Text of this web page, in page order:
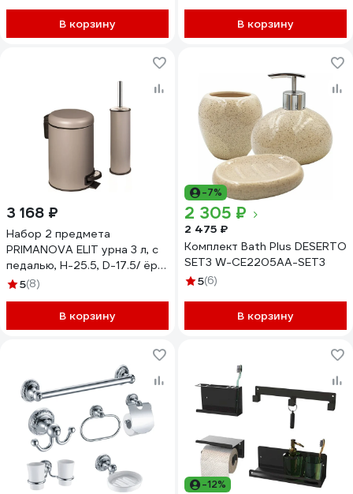
В корзину В корзину
3 168 ₽
Набор 2 предмета
PRIMANOVA ELIT урна 3 л, с
педалью, H-25.5, D-17.5/ ёрш
H-38, D-8.5, металл,
см D-20856
5(8)
В корзину
-7%
2 305 ₽
2 475 ₽
Комплект Bath Plus DESERTO
SET3 W-CE2205AA-SET3
5(6)
В корзину
-12%